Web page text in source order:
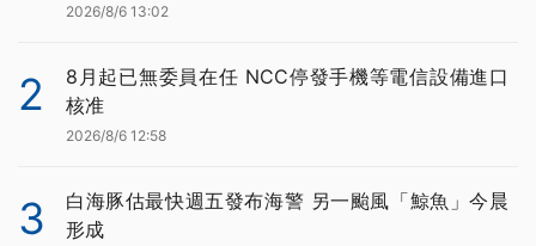
2026/8/6 13:02
2
8月起已無委員在任 NCC停發手機等電信設備進口
核准
2026/8/6 12:58
3
白海豚估最快週五發布海警 另一颱風「鯨魚」今晨
形成